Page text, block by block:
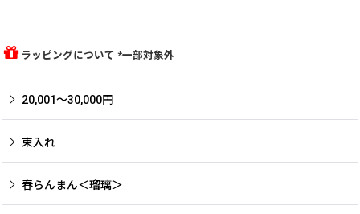
ラッピングについて *一部対象外
20,001〜30,000円
束入れ
春らんまん＜瑠璃＞